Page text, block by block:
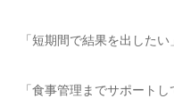
「短期間で結果を出したい」
「食事管理までサポートし